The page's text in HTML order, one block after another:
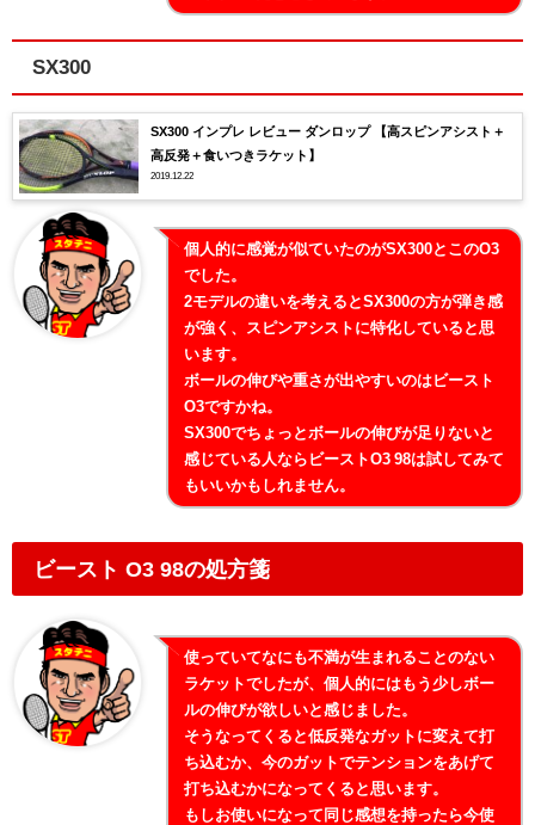
SX300
SX300 インプレ レビュー ダンロップ 【高スピンアシスト＋
高反発＋食いつきラケット】
2019.12.22
個人的に感覚が似ていたのがSX300とこのO3
でした。
2モデルの違いを考えるとSX300の方が弾き感
が強く、スピンアシストに特化していると思
います。
ボールの伸びや重さが出やすいのはビースト
O3ですかね。
SX300でちょっとボールの伸びが足りないと
感じている人ならビーストO3 98は試してみて
もいいかもしれません。
ビースト O3 98の処方箋
使っていてなにも不満が生まれることのない
ラケットでしたが、個人的にはもう少しボー
ルの伸びが欲しいと感じました。
そうなってくると低反発なガットに変えて打
ち込むか、今のガットでテンションをあげて
打ち込むかになってくると思います。
もしお使いになって同じ感想を持ったら今使